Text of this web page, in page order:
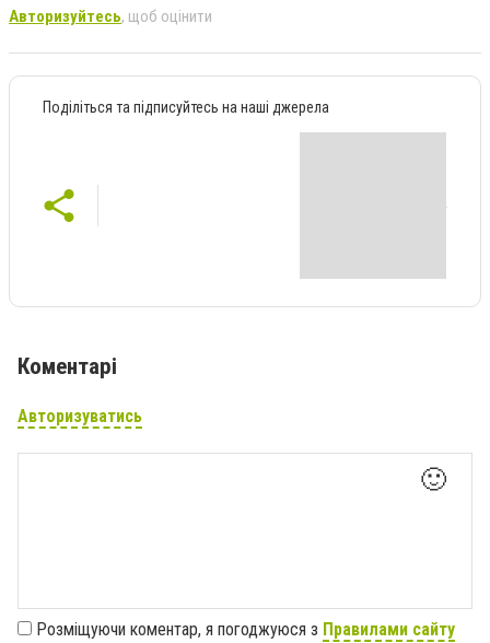
Авторизуйтесь, щоб оцінити
Поділіться та підписуйтесь на наші джерела
Коментарі
Авторизуватись
🙂
Розміщуючи коментар, я погоджуюся з Правилами сайту